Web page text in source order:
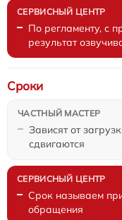
По регламенту, с
результат
Зависят от
сдвигаются
Сроки
Срок называем
обращения